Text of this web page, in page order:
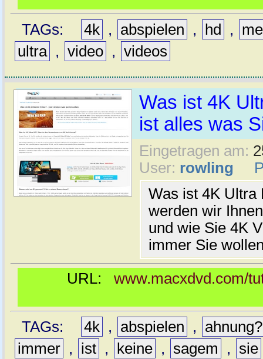
TAGs: 4k , abspielen , hd ,
ultra , video , videos
Was ist 4K
ist alles was
Eingetragen am:
User: rowling
Was ist 4K Ultra
werden wir
und wie Sie 4K
immer Sie
URL: www.macxdvd.com/
TAGs: 4k , abspielen ,
ahnung?
immer , ist , keine , sagem , sie